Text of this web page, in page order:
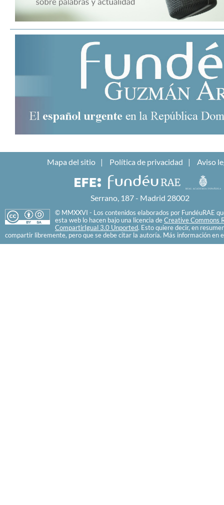
Mapa del sitio Política de privacidad Aviso
Serrano, 187 - Madrid 28002
© MMXXVI - Los contenidos elaborados por FundéuRAE
esta web lo hacen bajo una licencia de Creative Commons
CompartirIgual 3.0 Unported. Esto quiere decir, en
compartir libremente, pero que se debe citar la autoría. Más información en